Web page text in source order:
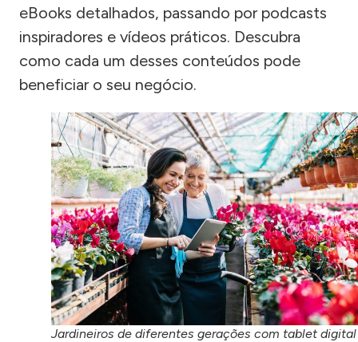
eBooks detalhados, passando por podcasts
inspiradores e vídeos práticos. Descubra
como cada um desses conteúdos pode
beneficiar o seu negócio.
Jardineiros de diferentes gerações com tablet digital